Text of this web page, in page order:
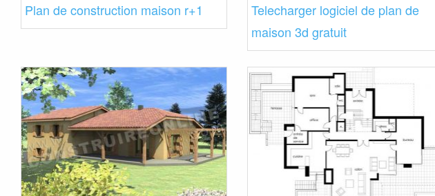
Plan de construction maison r+1
Telecharger logiciel de plan de
maison 3d gratuit